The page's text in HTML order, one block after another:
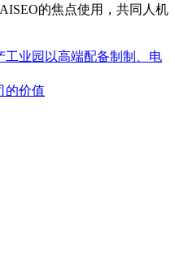
AISEO的焦点使用，共同人机
工业园以高端配备制制、电
的价值